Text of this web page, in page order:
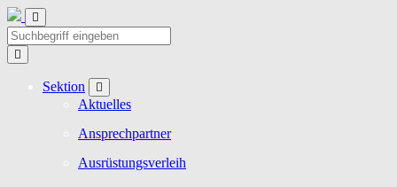
Sektion
Aktuelles
Ansprechpartner
Ausrüstungsverleih